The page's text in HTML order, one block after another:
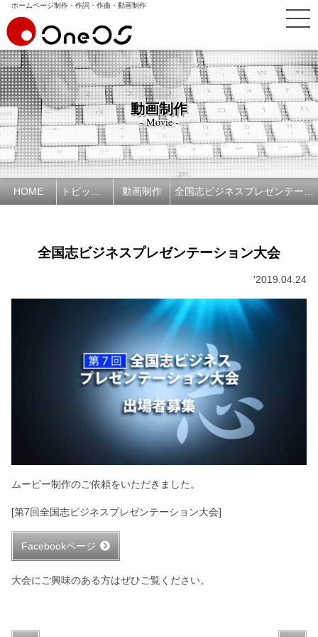
ホームページ制作・作詞・作曲・動画制作
動画制作
- Movie -
HOME 動画制作
全国志ビジネスプレゼンテーション大会
'2019.04.24
ムービー制作のご依頼をいただきました。
[第7回全国志ビジネスプレゼンテーション大会]
Facebookページ
大会にご興味のある方はぜひご覧ください。